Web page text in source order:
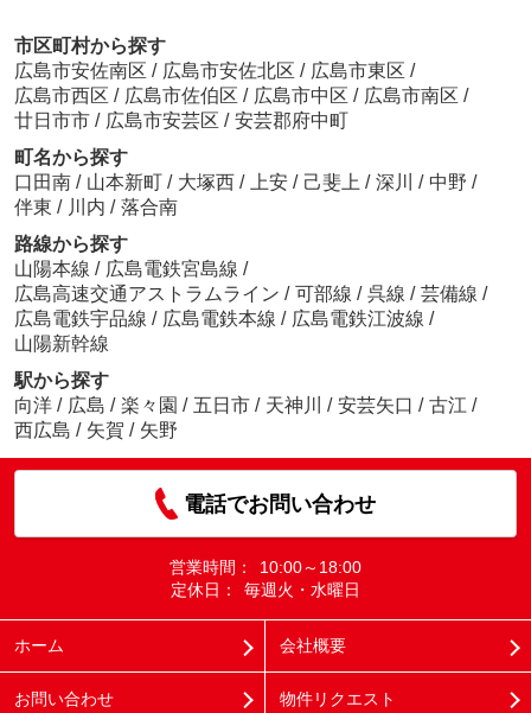
市区町村から探す
広島市安佐南区 / 広島市安佐北区 / 広島市東区 /
広島市西区 / 広島市佐伯区 / 広島市中区 / 広島市南区 /
廿日市市 / 広島市安芸区 / 安芸郡府中町
町名から探す
口田南 / 山本新町 / 大塚西 / 上安 / 己斐上 / 深川 / 中野 /
伴東 / 川内 / 落合南
路線から探す
山陽本線 / 広島電鉄宮島線 /
広島高速交通アストラムライン / 可部線 / 呉線 / 芸備線 /
広島電鉄宇品線 / 広島電鉄本線 / 広島電鉄江波線 /
山陽新幹線
駅から探す
向洋 / 広島 / 楽々園 / 五日市 / 天神川 / 安芸矢口 / 古江 /
西広島 / 矢賀 / 矢野
電話でお問い合わせ
営業時間：
10:00～18:00
定休日：
毎週火・水曜日
ホーム 会社概要
お問い合わせ 物件リクエスト